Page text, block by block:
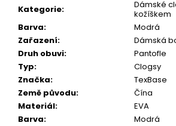
Kategorie:
Dámské
kožíškem
Barva:
Modrá
Zařazení:
Dámská
Druh obuvi:
Pantofle
Typ:
Clogsy
Značka:
TexBase
Země původu:
Čína
Materiál:
EVA
Barva: Modrá